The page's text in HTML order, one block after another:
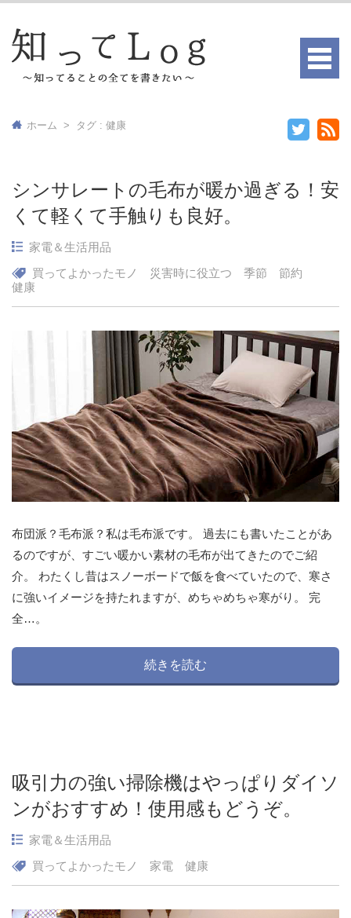
ホーム > タグ : 健康
シンサレートの毛布が暖か過ぎる！安
くて軽くて手触りも良好。
家電＆生活用品
買ってよかったモノ
災害時に役立つ 季節
節約
健康
布団派？毛布派？私は毛布派です。 過去にも書いたことがあ
るのですが、すごい暖かい素材の毛布が出てきたのでご紹
介。 わたくし昔はスノーボードで飯を食べていたので、寒さ
に強いイメージを持たれますが、めちゃめちゃ寒がり。 完
全…。
続きを読む
吸引力の強い掃除機はやっぱりダイソ
ンがおすすめ！使用感もどうぞ。
家電＆生活用品
買ってよかったモノ
家電 健康